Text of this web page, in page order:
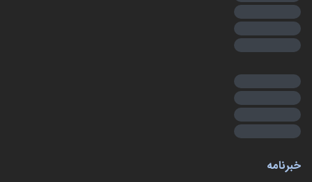
خبرنامه